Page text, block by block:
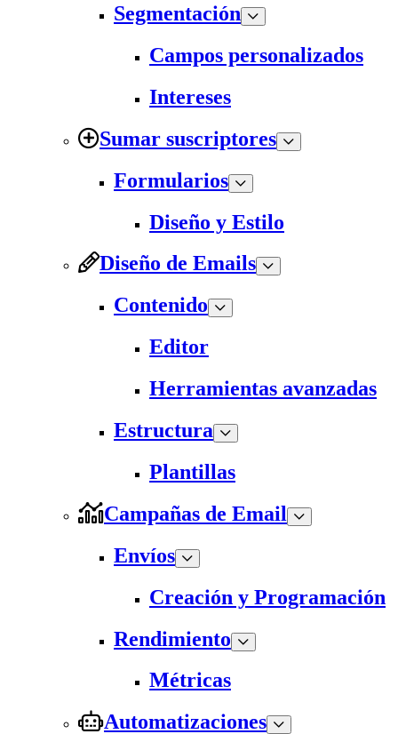
Segmentación
Campos personalizados
Intereses
Sumar suscriptores
Formularios
Diseño y Estilo
Diseño de Emails
Contenido
Editor
Herramientas avanzadas
Estructura
Plantillas
Campañas de Email
Envíos
Creación y Programación
Rendimiento
Métricas
Automatizaciones